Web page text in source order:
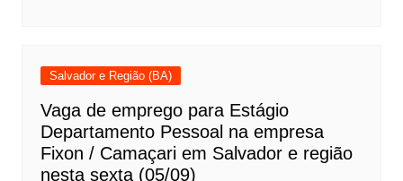
Salvador e Região (BA)
Vaga de emprego para Estágio
Departamento Pessoal na empresa
Fixon / Camaçari em Salvador e região
nesta sexta (05/09)